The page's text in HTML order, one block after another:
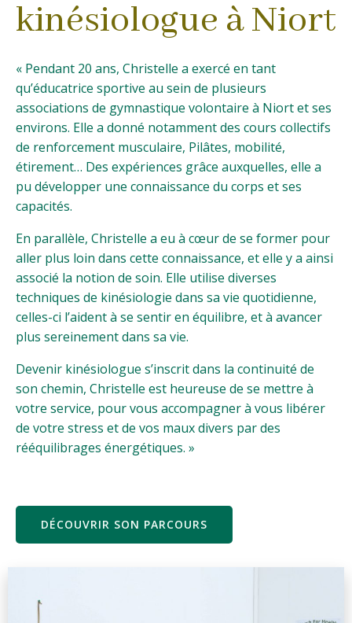
kinésiologue à Niort
« Pendant 20 ans, Christelle a exercé en tant
qu’éducatrice sportive au sein de plusieurs
associations de gymnastique volontaire à Niort et ses
environs. Elle a donné notamment des cours collectifs
de renforcement musculaire, Pilâtes, mobilité,
étirement… Des expériences grâce auxquelles, elle a
pu développer une connaissance du corps et ses
capacités.
En parallèle, Christelle a eu à cœur de se former pour
aller plus loin dans cette connaissance, et elle y a ainsi
associé la notion de soin. Elle utilise diverses
techniques de kinésiologie dans sa vie quotidienne,
celles-ci l’aident à se sentir en équilibre, et à avancer
plus sereinement dans sa vie.
Devenir kinésiologue s’inscrit dans la continuité de
son chemin, Christelle est heureuse de se mettre à
votre service, pour vous accompagner à vous libérer
de votre stress et de vos maux divers par des
rééquilibrages énergétiques. »
DÉCOUVRIR SON PARCOURS